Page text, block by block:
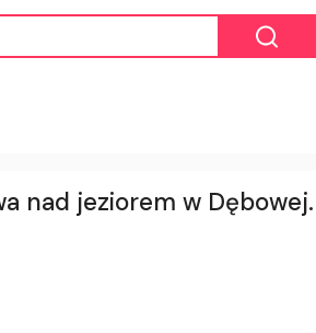
nad jeziorem w